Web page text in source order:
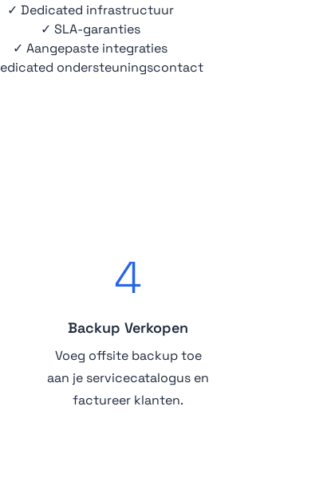
✓ Dedicated infrastructuur
✓ SLA-garanties
✓ Aangepaste integraties
ondersteuningscontact
4
Backup Verkopen
Voeg offsite backup toe
aan je servicecatalogus en
factureer klanten.